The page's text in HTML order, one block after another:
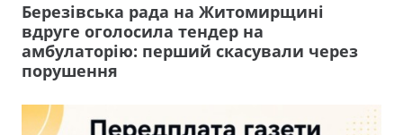
Березівська рада на Житомирщині
вдруге оголосила тендер на
амбулаторію: перший скасували через
порушення